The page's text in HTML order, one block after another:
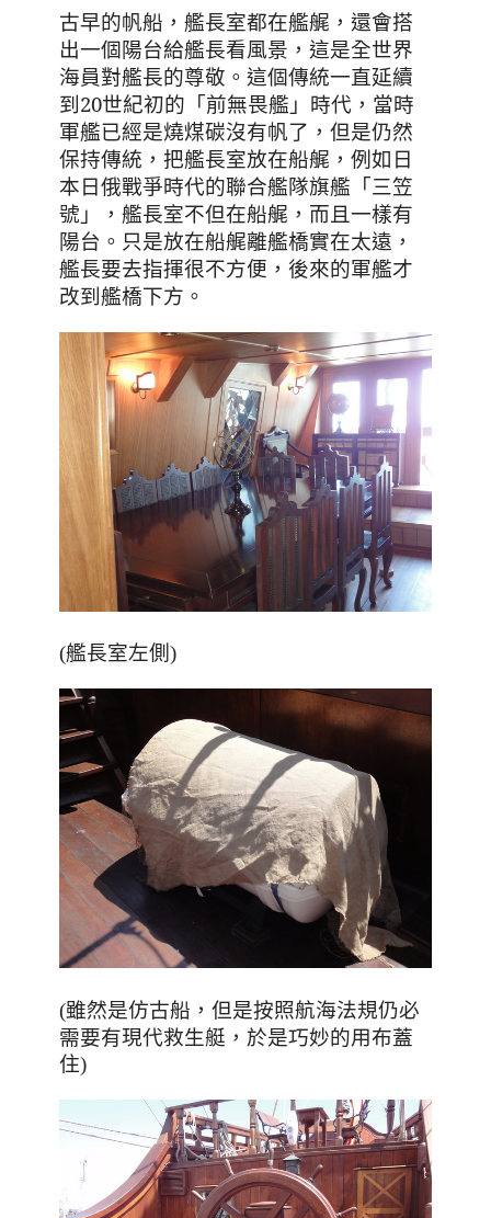
古早的帆船 ，艦長室都在艦艉 ，還會搭
出一個陽台給艦長看風景 ，這是全世界
海員對艦長的尊敬。這個傳統一直延續
到20世紀初的「前無畏艦」時代 ，當時
軍艦已經是燒煤碳沒有帆了 ，但是仍然
保持傳統 ，把艦長室放在船艉 ，例如日
本日俄戰爭時代的聯合艦隊旗艦「三笠
號」
，艦長室不但在船艉 ，而且一樣有
陽台。只是放在船艉離艦橋實在太遠 ，
艦長要去指揮很不方便 ，後來的軍艦才
改到艦橋下方。
(艦長室左側)
(雖然是仿古船 ， 但是按照航海法規仍必
需要有現代救生艇 ，於是巧妙的用布蓋
住)